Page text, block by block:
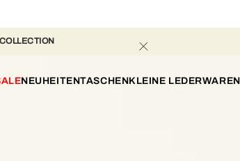
NEUHEITENTASCHENKLEINE LEDERWAREN